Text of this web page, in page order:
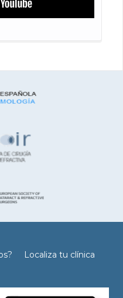
Localiza tu clínica